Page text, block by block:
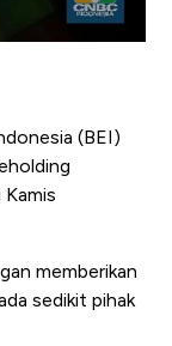
(BEI)
memberikan
sedikit pihak